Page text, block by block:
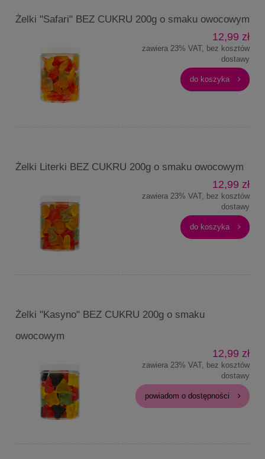
Żelki "Safari" BEZ CUKRU 200g o smaku owocowym
12,99 zł
zawiera 23% VAT, bez kosztów
dostawy
do koszyka
Żelki Literki BEZ CUKRU 200g o smaku owocowym
12,99 zł
zawiera 23% VAT, bez kosztów
dostawy
do koszyka
Żelki "Kasyno" BEZ CUKRU 200g o smaku
owocowym
12,99 zł
zawiera 23% VAT, bez kosztów
dostawy
powiadom o dostępności